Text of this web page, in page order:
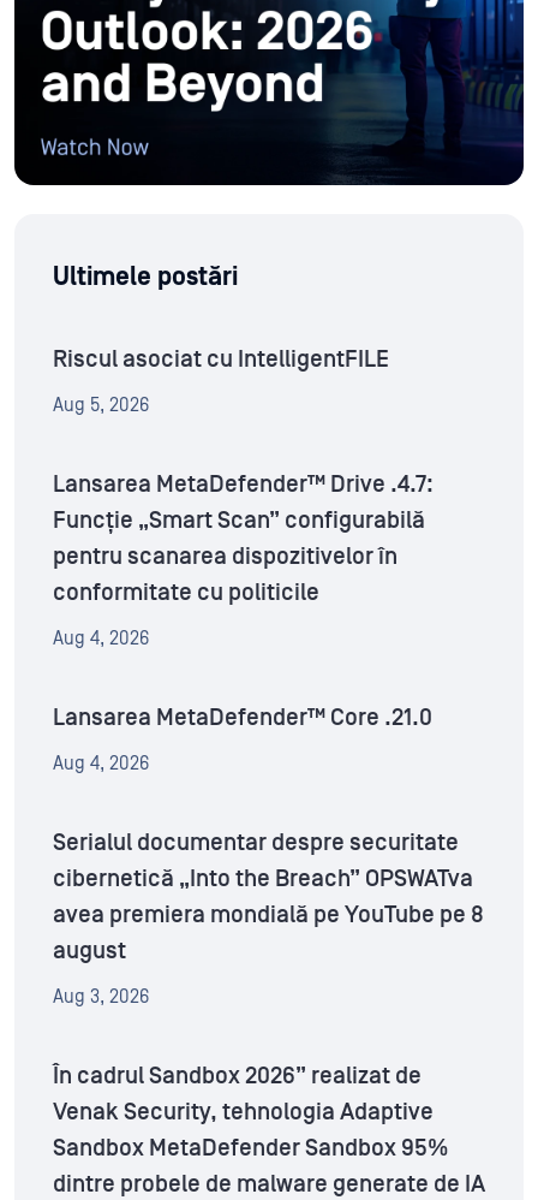
Ultimele postări
Riscul asociat cu IntelligentFILE
Aug 5, 2026
Lansarea MetaDefender™ Drive .4.7:
Funcție „Smart Scan” configurabilă
pentru scanarea dispozitivelor în
conformitate cu politicile
Aug 4, 2026
Lansarea MetaDefender™ Core .21.0
Aug 4, 2026
Serialul documentar despre securitate
cibernetică „Into the Breach” OPSWATva
avea premiera mondială pe YouTube pe 8
august
Aug 3, 2026
În cadrul Sandbox 2026” realizat de
Venak Security, tehnologia Adaptive
Sandbox MetaDefender Sandbox 95%
dintre probele de malware generate de IA